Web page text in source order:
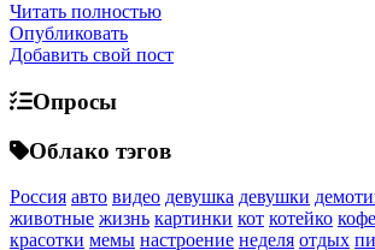
Читать полностью
Опубликовать
Добавить свой пост
Опросы
Облако тэгов
Россия авто видео девушка девушки
животные жизнь картинки кот котейко кофе
красотки мемы настроение неделя отдых